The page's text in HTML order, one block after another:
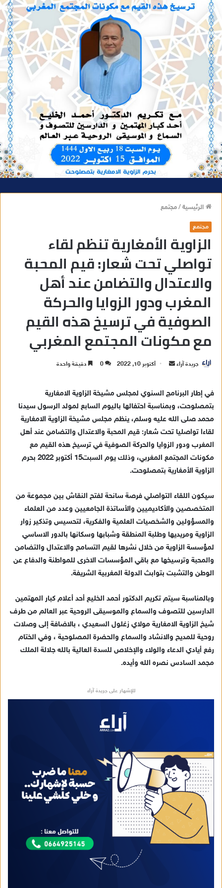
الرئيسية/مجتمع
مجتمع
الزاوية الأمغارية تنظم لقاء
تواصلي تحت شعار: قيم المحبة
والاعتدال والتضامن عند أهل
المغرب ودور الزوايا والحركة
الصوفية في ترسيخ هذه القيم
مع مكونات المجتمع المغربي
جريدة آراء
ل
ي
د
ا
إ
ك
ت
ر
و
ن
أكتوبر 10, 2022 0 دقيقة واحدة
في إطار البرنامج السنوي لمجلس مشيخة الزاوية الامغارية
بتمصلوحت، وبمناسبة احتفالها باليوم السابع لمولد الرسول سيدنا
محمد صلى الله عليه وسلم، ينظم مجلس مشيخة الزاوية الامغارية
لقاءا تواصليا تحت شعار: قيم المحبة والاعتدال والتضامن عند أهل
المغرب ودور الزوايا والحركة الصوفية في ترسيخ هذه القيم مع
مكونات المجتمع المغربي، وذلك يوم السبت15 أكتوبر 2022 بحرم
الزاوية الأمغارية بتمصلوحت.
سيكون اللقاء التواصلي فرصة سانحة لفتح النقاش بين مجموعة من
المتخصصين والأكاديميين والأساتذة الجامعيين وعدد من العلماء
والمسؤولين والشخصيات العلمية والفكرية، لتحسيس وتذكير زوار
الزاوية ومريديها وطلبة المنطقة وشبابها وسكانها بالدور الاساسي
لمؤسسة الزاوية من خلال نشرها لقيم التسامح والاعتدال والتضامن
والمحبة وترسيخها مع باقي المؤسسات الاخرى للمواطنة والدفاع عن
الوطن والتشبت بتوابث الدولة المغربية الشريفة.
وبالمناسبة سيتم تكريم الدكتور أحمد الخليع أحد أعلام كبار المهتمين
الدارسين للتصوف والسماع والموسيقى الروحية عبر العالم من طرف
شيخ الزاوية الامغارية مولاي زغلول السعيدي ، بالاضافة إلى وصلات
روحية للمديح والانشاد والسماع والحضرة المصلوحية ، وفي الختام
رفع أيادي الدعاء والولاء والإخلاص للسدة العالية بالله جلالة الملك
مجمد السادس نصره الله وأيده.
للإشهار على جريدة آراء